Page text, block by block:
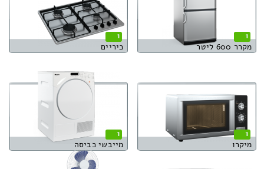
1
מקרר 600 ליטר
1
כיריים
1
מיקרו
1
מייבשי כביסה